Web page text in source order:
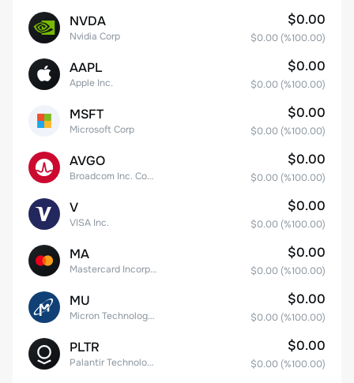
NVDA
Nvidia Corp
$0.00
$0.00 (%100.00)
AAPL
Apple Inc.
$0.00
$0.00 (%100.00)
MSFT
Microsoft Corp
$0.00
$0.00 (%100.00)
AVGO
Broadcom Inc. Common Stock
$0.00
$0.00 (%100.00)
V
VISA Inc.
$0.00
$0.00 (%100.00)
MA
Mastercard Incorporated
$0.00
$0.00 (%100.00)
MU
Micron Technology, Inc.
$0.00
$0.00 (%100.00)
PLTR
Palantir Technologies Inc. Class A Common Stock
$0.00
$0.00 (%100.00)